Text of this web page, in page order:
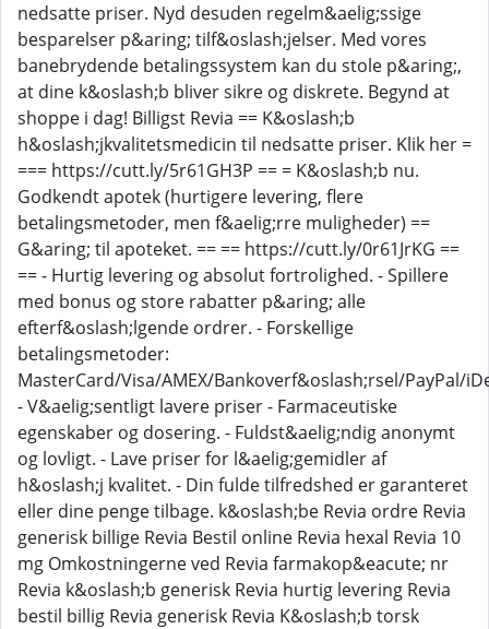
nedsatte priser. Nyd desuden regelm&aelig;ssige
besparelser p&aring; tilf&oslash;jelser. Med vores
banebrydende betalingssystem kan du stole p&aring;,
at dine k&oslash;b bliver sikre og diskrete. Begynd at
shoppe i dag! Billigst Revia == K&oslash;b
h&oslash;jkvalitetsmedicin til nedsatte priser. Klik her =
=== https://cutt.ly/5r61GH3P == = K&oslash;b nu.
Godkendt apotek (hurtigere levering, flere
betalingsmetoder, men f&aelig;rre muligheder) ==
G&aring; til apoteket. == == https://cutt.ly/0r61JrKG ==
== - Hurtig levering og absolut fortrolighed. - Spillere
med bonus og store rabatter p&aring; alle
efterf&oslash;lgende ordrer. - Forskellige
betalingsmetoder:
MasterCard/Visa/AMEX/Bankoverf&oslash;rsel/PayPal/
- V&aelig;sentligt lavere priser - Farmaceutiske
egenskaber og dosering. - Fuldst&aelig;ndig anonymt
og lovligt. - Lave priser for l&aelig;gemidler af
h&oslash;j kvalitet. - Din fulde tilfredshed er garanteret
eller dine penge tilbage. k&oslash;be Revia ordre Revia
generisk billige Revia Bestil online Revia hexal Revia 10
mg Omkostningerne ved Revia farmakop&eacute; nr
Revia k&oslash;b generisk Revia hurtig levering Revia
bestil billig Revia generisk Revia K&oslash;b torsk